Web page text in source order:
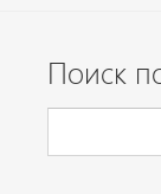
Поиск